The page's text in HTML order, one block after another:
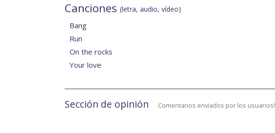
Canciones (letra, audio, vídeo)
Bang
Run
On the rocks
Your love
Sección de opinión Comentarios enviados por los usuarios!